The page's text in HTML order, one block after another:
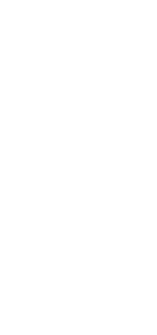
głupiego - trwać w błędzie." Cyceron